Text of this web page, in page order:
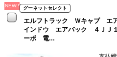
NEW!! グーネットセレクト
エルフトラック Ｗキャブ エ
インドウ エアバック ４ＪＪ
ーボ 電...